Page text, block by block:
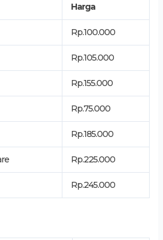
Harga
Rp.100.000
Rp.105.000
Rp.155.000
Rp.75.000
Rp.185.000
Rp.225.000
Rp.245.000